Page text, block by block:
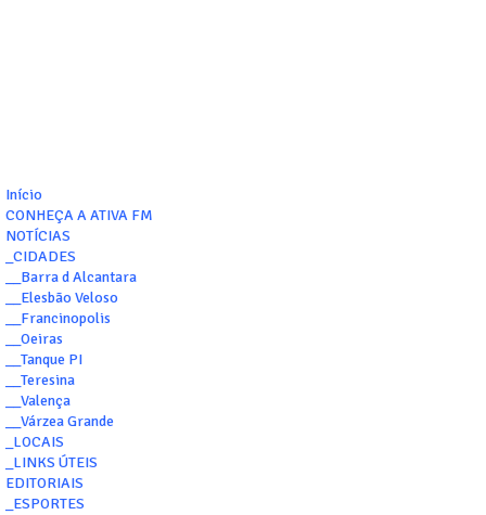
Início
CONHEÇA A ATIVA FM
NOTÍCIAS
_CIDADES
__Barra d Alcantara
__Elesbão Veloso
__Francinopolis
__Oeiras
__Tanque PI
__Teresina
__Valença
__Várzea Grande
_LOCAIS
_LINKS ÚTEIS
EDITORIAIS
_ESPORTES